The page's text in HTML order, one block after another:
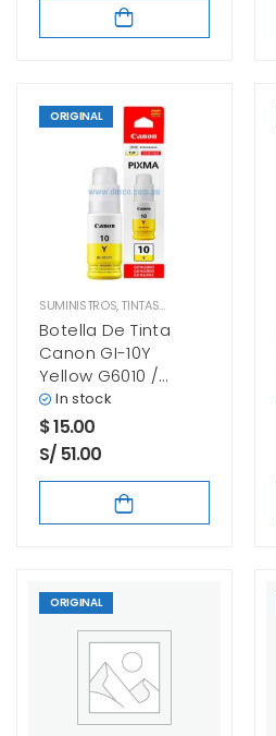
ORIGINAL
SUMINISTROS,TINTAS CANON
Botella De Tinta
Canon GI-10Y
Yellow G6010 /
G5010 70 Mililitros
Original
In stock
$15.00
S/ 51.00
ORIGINAL